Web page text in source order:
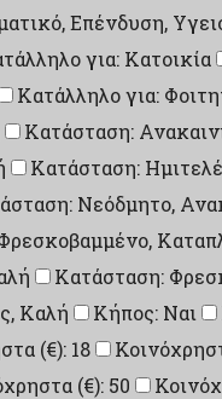
Επένδυση,
για: Κατοικία
Κατάλληλο για:
Κατάσταση:
Κατάσταση:
Νεόδμητο,
Κατάσταση:
Καλή
Κήπος: Ναι
(€): 18
(€): 50